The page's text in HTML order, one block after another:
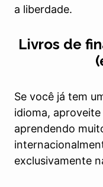
a liberdade.
Livros de
Se você já tem
idioma,
aprendendo
exclusivamente